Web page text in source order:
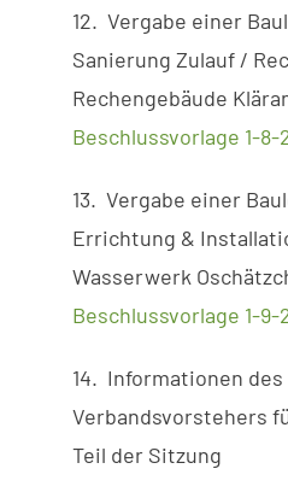
12. Vergabe einer
Sanierung Zulauf /
Rechengebäude
Beschlussvorlage 1-8-
13. Vergabe einer
Errichtung &
Wasserwerk
Beschlussvorlage 1-9-
14. Informationen des
Verbandsvorstehers
Teil der Sitzung